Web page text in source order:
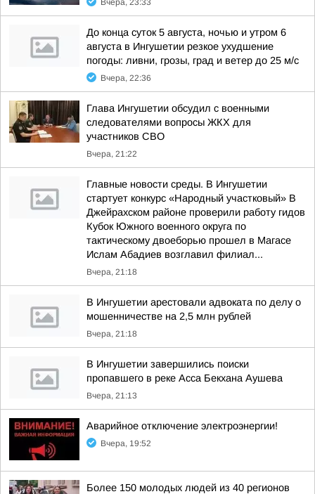
Вчера, 23:33
До конца суток 5 августа, ночью и утром 6
августа в Ингушетии резкое ухудшение
погоды: ливни, грозы, град и ветер до 25 м/с
Вчера, 22:36
Глава Ингушетии обсудил с военными
следователями вопросы ЖКХ для
участников СВО
Вчера, 21:22
Главные новости среды. В Ингушетии
стартует конкурс «Народный участковый» В
Джейрахском районе проверили работу гидов
Кубок Южного военного округа по
тактическому двоеборью прошел в Магасе
Ислам Абадиев возглавил филиал...
Вчера, 21:18
В Ингушетии арестовали адвоката по делу о
мошенничестве на 2,5 млн рублей
Вчера, 21:18
В Ингушетии завершились поиски
пропавшего в реке Асса Бекхана Аушева
Вчера, 21:13
Аварийное отключение электроэнергии!
Вчера, 19:52
Более 150 молодых людей из 40 регионов